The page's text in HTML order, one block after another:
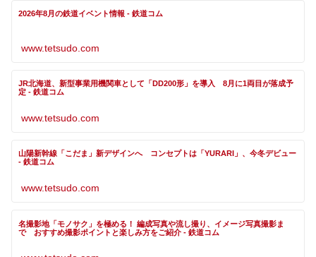
2026年8月の鉄道イベント情報 - 鉄道コム
www.tetsudo.com
JR北海道、新型事業用機関車として「DD200形」を導入 8月に1両目が落成予
定 - 鉄道コム
www.tetsudo.com
山陽新幹線「こだま」新デザインへ コンセプトは「YURARI」、今冬デビュー
- 鉄道コム
www.tetsudo.com
名撮影地「モノサク」を極める！ 編成写真や流し撮り、イメージ写真撮影ま
で おすすめ撮影ポイントと楽しみ方をご紹介 - 鉄道コム